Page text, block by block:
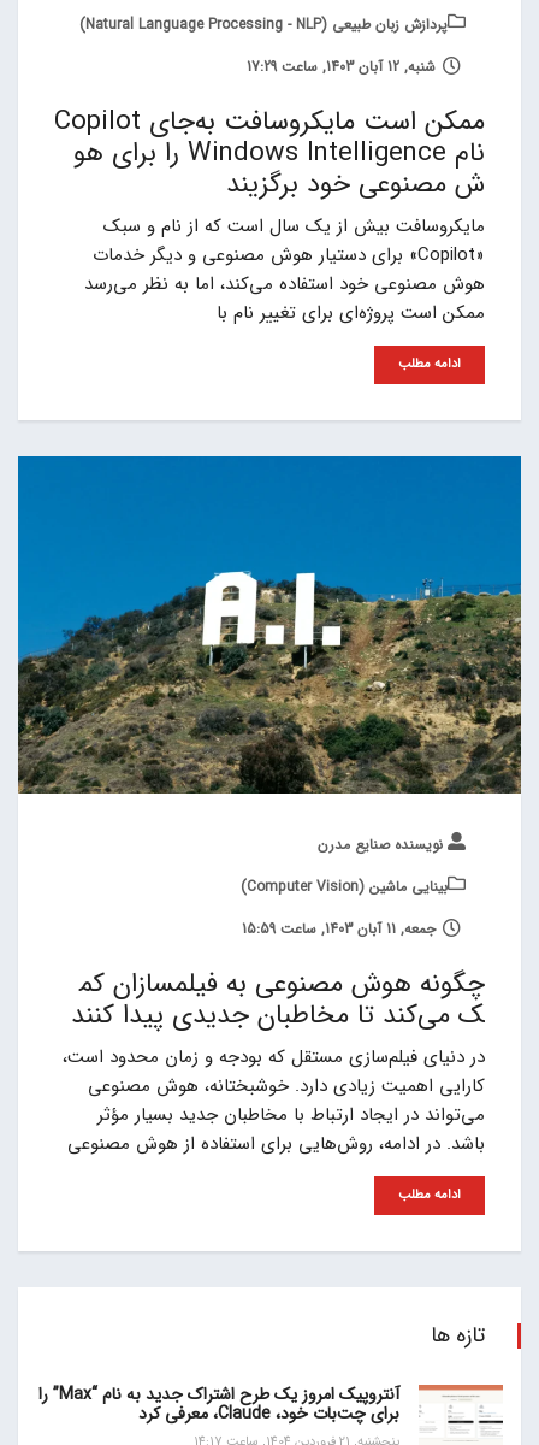
پردازش زبان طبیعی (Natural Language Processing - NLP)
شنبه, 12 آبان 1403, ساعت 17:29
ممکن است مایکروسافت به‌جای Copilot
نام Windows Intelligence را برای هو
ش مصنوعی خود برگزیند
مایکروسافت بیش از یک سال است که از نام و سبک
«Copilot» برای دستیار هوش مصنوعی و دیگر خدمات
هوش مصنوعی خود استفاده می‌کند، اما به نظر می‌رسد
ممکن است پروژه‌ای برای تغییر نام با
ادامه مطلب
نویسنده صنایع مدرن
بینایی ماشین (Computer Vision)
جمعه, 11 آبان 1403, ساعت 15:59
چگونه هوش مصنوعی به فیلمسازان کم
ک می‌کند تا مخاطبان جدیدی پیدا کنند
در دنیای فیلم‌سازی مستقل که بودجه و زمان محدود است،
کارایی اهمیت زیادی دارد. خوشبختانه، هوش مصنوعی
می‌تواند در ایجاد ارتباط با مخاطبان جدید بسیار مؤثر
باشد. در ادامه، روش‌هایی برای استفاده از هوش مصنوعی
ادامه مطلب
تازه ها
آنتروپیک امروز یک طرح اشتراک جدید به نام “Max” را
برای چت‌بات خود، Claude، معرفی کرد